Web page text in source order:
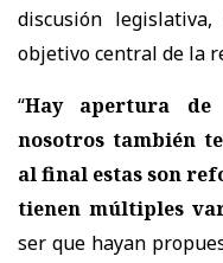
discusión
objetivo central de la
“Hay apertura de
nosotros también
al final estas son
tienen múltiples
ser que hayan